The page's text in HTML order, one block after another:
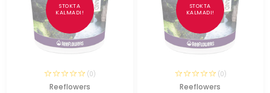
STOKTA
KALMADI!
(0)
Reeflowers
STOKTA
KALMADI!
(0)
Reeflowers